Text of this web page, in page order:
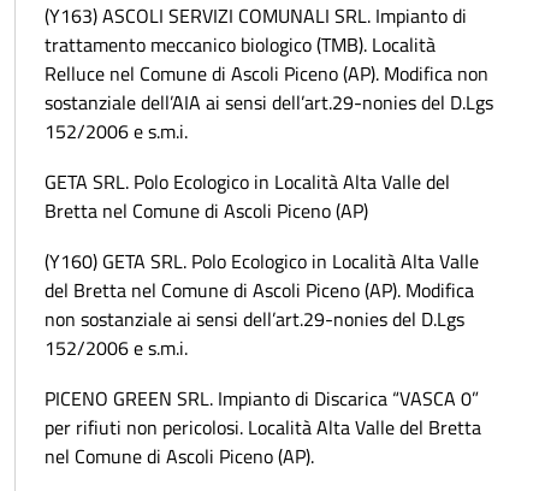
(Y163) ASCOLI SERVIZI COMUNALI SRL. Impianto di
trattamento meccanico biologico (TMB). Località
Relluce nel Comune di Ascoli Piceno (AP). Modifica non
sostanziale dell’AIA ai sensi dell’art.29-nonies del D.Lgs
152/2006 e s.m.i.
GETA SRL. Polo Ecologico in Località Alta Valle del
Bretta nel Comune di Ascoli Piceno (AP)
(Y160) GETA SRL. Polo Ecologico in Località Alta Valle
del Bretta nel Comune di Ascoli Piceno (AP). Modifica
non sostanziale ai sensi dell’art.29-nonies del D.Lgs
152/2006 e s.m.i.
PICENO GREEN SRL. Impianto di Discarica “VASCA 0”
per rifiuti non pericolosi. Località Alta Valle del Bretta
nel Comune di Ascoli Piceno (AP).